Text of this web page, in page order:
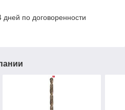
дней по договоренности